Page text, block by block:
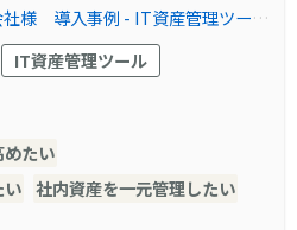
社様 導入事例 - IT資産管理ツー
『AssetView』
IT資産管理ツール
たい
い 社内資産を一元管理したい